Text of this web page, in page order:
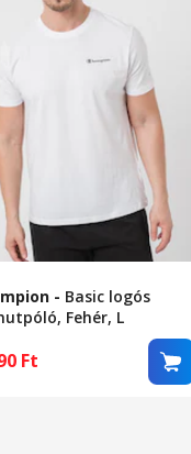
- Basic logós
Fehér, L
Ft